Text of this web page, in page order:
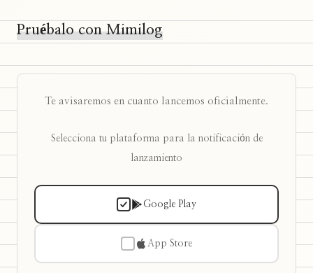
Pruébalo con Mimilog
Te avisaremos en cuanto lancemos oficialmente.
Selecciona tu plataforma para la notificación de
lanzamiento
Google Play
App Store